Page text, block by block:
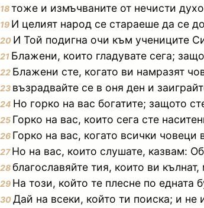
18тоже и измъчваните от нечисти
19 И целият народ се стараеше да се
20 И Той подигна очи към учениците
21 Блажени, които гладувате сега;
22 Блажени сте, когато ви намразят
23 възрадвайте се в оня ден и
24 Но горко на вас богатите; защото
25 Горко на вас, които сега сте
26 Горко на вас, когато всички
27Но на вас, които слушате, казвам:
28благославяйте тия, които ви
29 На този, който те плесне по едната
30Дай на всеки, който ти поиска; и не